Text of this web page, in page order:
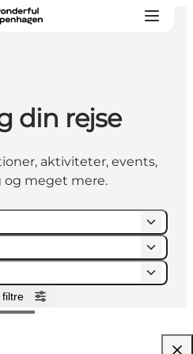
din rejse
aktiviteter, events,
og meget mere.
filtre